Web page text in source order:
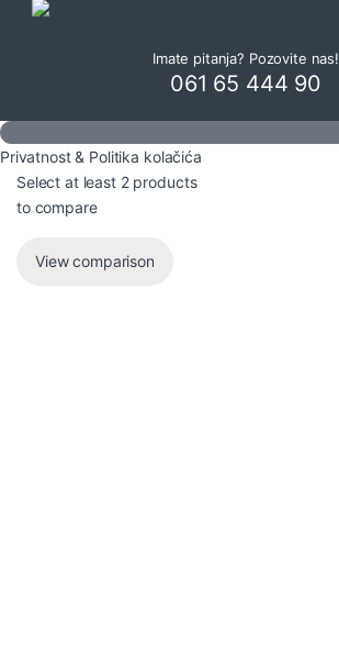
Imate pitanja? Pozovite nas!
061 65 444 90
Privatnost & Politika kolačića
Select at least 2 products
to compare
View comparison